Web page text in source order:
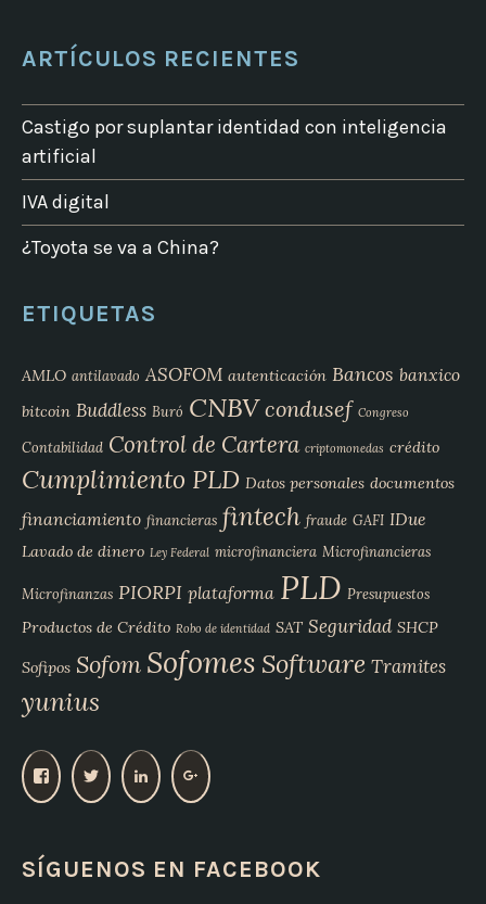
ARTÍCULOS RECIENTES
Castigo por suplantar identidad con inteligencia
artificial
IVA digital
¿Toyota se va a China?
ETIQUETAS
AMLO antilavado ASOFOM autenticación Bancos banxico
bitcoin Buddless Buró CNBVcondusef Congreso
Contabilidad Control de Cartera criptomonedas crédito
Cumplimiento PLD Datos personales documentos
financiamiento financieras fintech fraude GAFI IDue
Lavado de dinero Ley Federal microfinanciera Microfinancieras
Microfinanzas PIORPI plataforma PLD Presupuestos
Productos de Crédito Robo de identidad SAT Seguridad SHCP
Sofipos Sofom Sofomes Software Tramites
yunius
V
p
e
V
e
V
e
V
SÍGUENOS EN FACEBOOK